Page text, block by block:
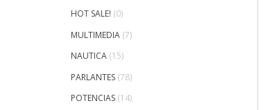
HOT SALE! (0)
MULTIMEDIA (7)
NAUTICA (15)
PARLANTES (78)
POTENCIAS (14)